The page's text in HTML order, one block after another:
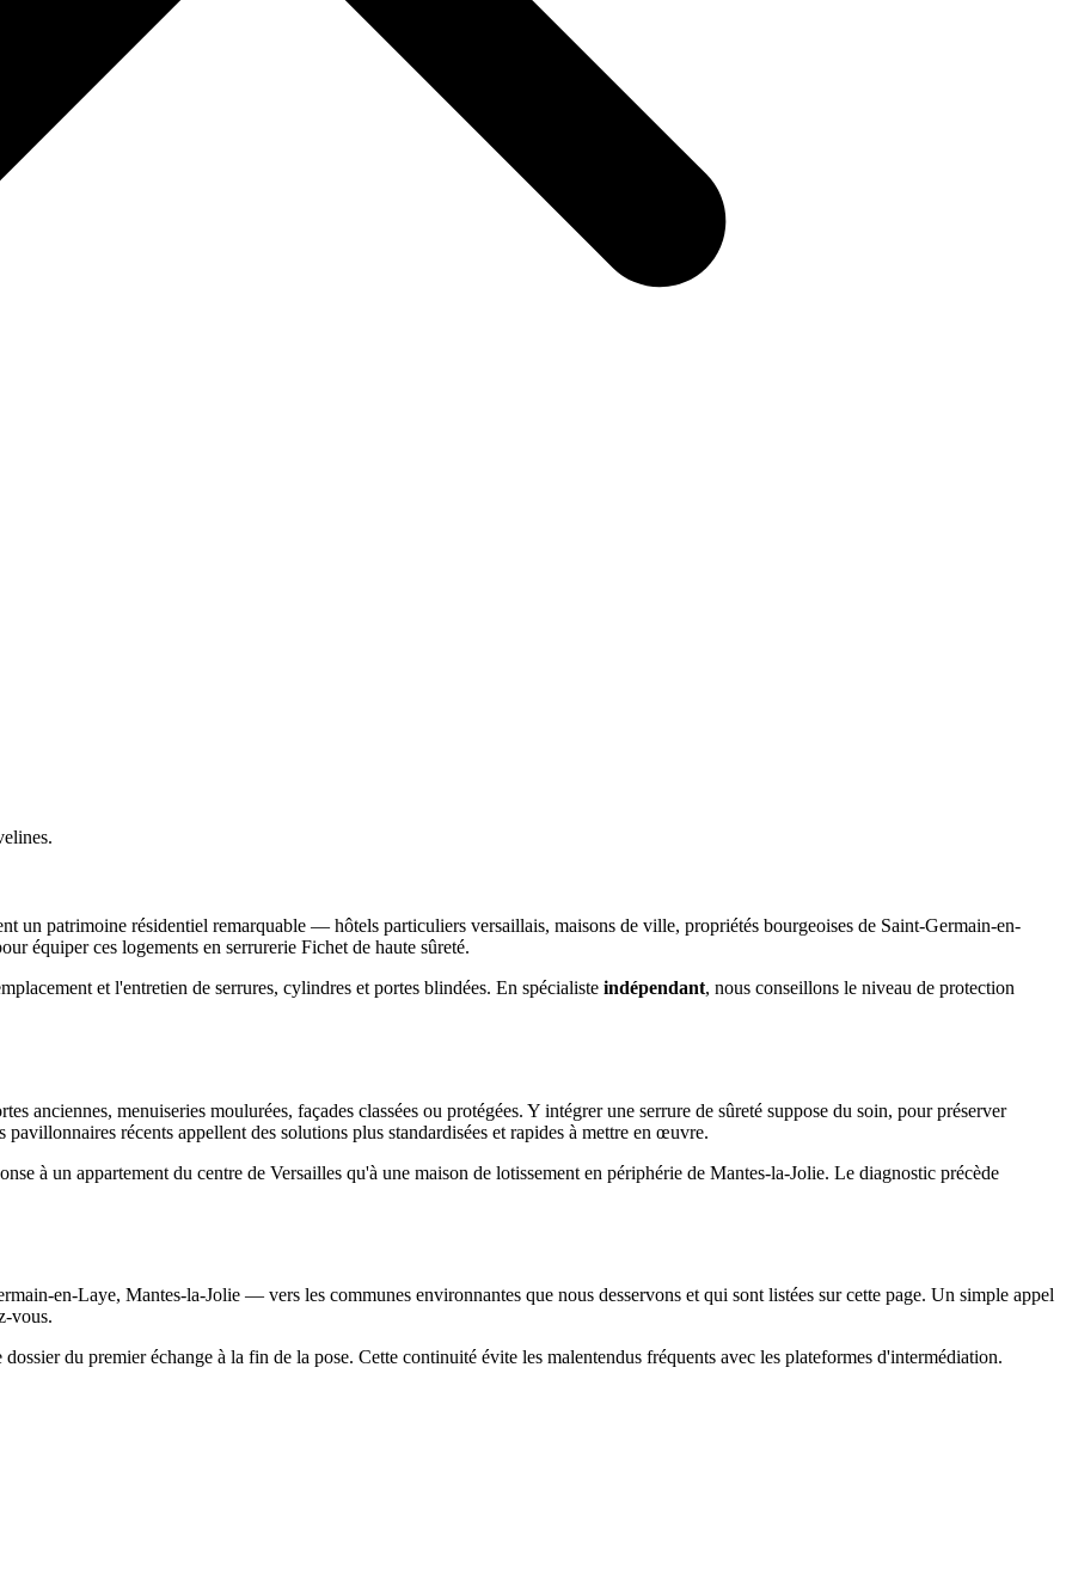
un patrimoine résidentiel remarquable — hôtels particuliers versaillais, maisons de ville, propriétés bourgeoises de Saint-Germain-en-
équiper ces logements en serrurerie Fichet de haute sûreté.
et l'entretien de serrures, cylindres et portes blindées. En spécialiste indépendant, nous conseillons le niveau de protection
anciennes, menuiseries moulurées, façades classées ou protégées. Y intégrer une serrure de sûreté suppose du soin, pour préserver
récents appellent des solutions plus standardisées et rapides à mettre en œuvre.
à un appartement du centre de Versailles qu'à une maison de lotissement en périphérie de Mantes-la-Jolie. Le diagnostic précède
en-Laye, Mantes-la-Jolie — vers les communes environnantes que nous desservons et qui sont listées sur cette page. Un simple appel
vous.
du premier échange à la fin de la pose. Cette continuité évite les malentendus fréquents avec les plateformes d'intermédiation.